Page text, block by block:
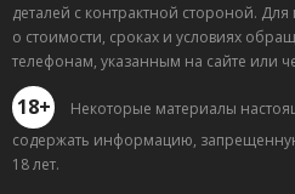
деталей с контрактной стороной.
о стоимости, сроках и условиях
телефонам, указанным на сайте или
18+
Некоторые материалы
содержать информацию,
18 лет.